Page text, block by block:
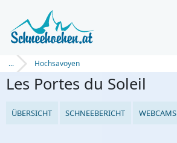
... Hochsavoyen
Les Portes du Soleil
ÜBERSICHT SCHNEEBERICHT WEBCAMS